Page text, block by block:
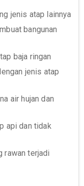
jenis atap lainnya
bangunan
baja ringan
jenis atap
air hujan dan
api dan tidak
rawan terjadi